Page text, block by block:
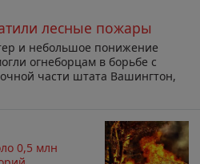
лесные пожары
и небольшое понижение
огнеборцам в борьбе с
части штата Вашингтон,
0,5 млн